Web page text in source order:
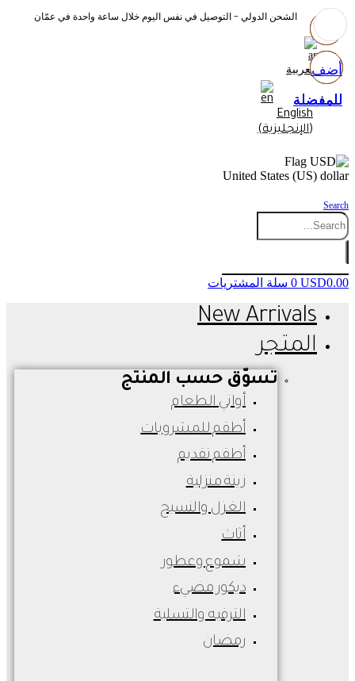
الشحن الدولي - التوصيل في نفس اليوم خلال ساعة واحدة في عمّان
العربية
English
(الإنجليزية)
United States (US) dollar
Search
USD0.00
0 سلة المشتريات
New Arrivals
المتجر
تسوّق حسب المنتج
أواني الطعام
أطقم للمشروبات
أطقم تقديم
زينة منزلية
الغزل والنسيج
أثاث
شموع وعطور
ديكور مضيء
الترفيه والتسلية
رمضان
أضف
للمفضلة
أضف
للمفضلة
أضف
للمفضلة
أضف
للمفضلة